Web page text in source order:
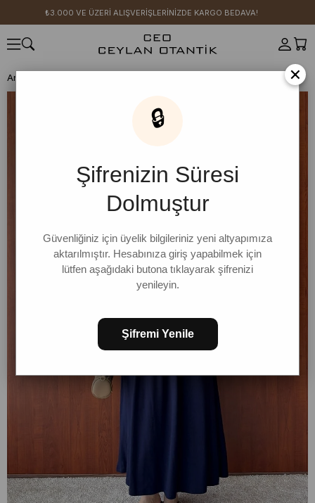
₺3.000 VE ÜZERİ ALIŞVERİŞLERİNİZDE KARGO BEDAVA!
Anasayfa Lacivert Ring Viskon Elbise
×
🔒
Şifrenizin Süresi
Dolmuştur
Güvenliğiniz için üyelik bilgileriniz yeni altyapımıza
aktarılmıştır. Hesabınıza giriş yapabilmek için
lütfen aşağıdaki butona tıklayarak şifrenizi
yenileyin.
Şifremi Yenile